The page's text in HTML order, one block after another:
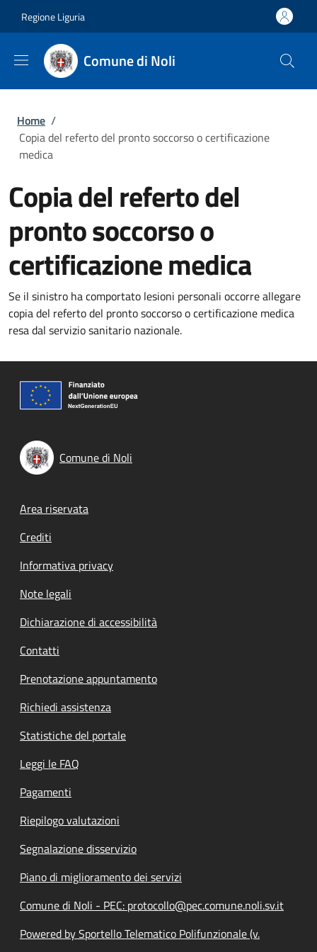
Regione Liguria
Comune di Noli
Briciole di pane
Home /
Copia del referto del pronto soccorso o certificazione
medica
Copia del referto del
pronto soccorso o
certificazione medica
Se il sinistro ha comportato lesioni personali occorre allegare
copia del referto del pronto soccorso o certificazione medica
resa dal servizio sanitario nazionale.
Comune di Noli
Footer menu
Area riservata
Crediti
Informativa privacy
Note legali
Dichiarazione di accessibilità
Contatti
Prenotazione appuntamento
Richiedi assistenza
Statistiche del portale
Leggi le FAQ
Pagamenti
Riepilogo valutazioni
Segnalazione disservizio
Piano di miglioramento dei servizi
Comune di Noli - PEC: protocollo@pec.comune.noli.sv.it
Powered by Sportello Telematico Polifunzionale (v.